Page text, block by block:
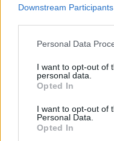
Downstream Participants
Personal Data
I want to opt-out of
personal data.
Opted In
I want to opt-out of
Personal Data.
Opted In